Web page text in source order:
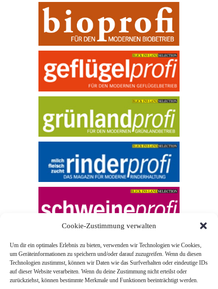
Cookie-Zustimmung verwalten
Um dir ein optimales Erlebnis zu bieten, verwenden wir Technologien wie Cookies,
um Geräteinformationen zu speichern und/oder darauf zuzugreifen. Wenn du diesen
Technologien zustimmst, können wir Daten wie das Surfverhalten oder eindeutige IDs
auf dieser Website verarbeiten. Wenn du deine Zustimmung nicht erteilst oder
zurückziehst, können bestimmte Merkmale und Funktionen beeinträchtigt werden.